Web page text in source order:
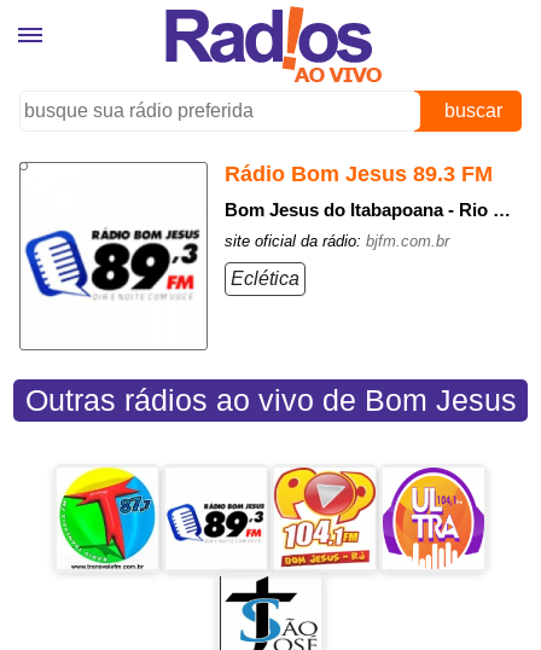
buscar
Rádio Bom Jesus 89.3 FM
Bom Jesus do Itabapoana - Rio de Janeiro
site oficial da rádio:bjfm.com.br
Eclética
Outras rádios ao vivo de Bom Jesus